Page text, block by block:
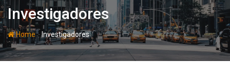
Investigadores
Home-Investigadores